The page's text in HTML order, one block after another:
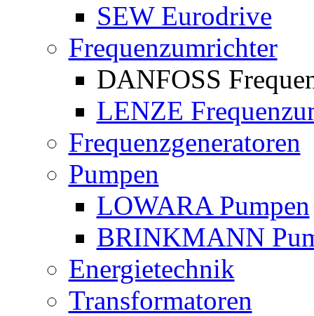
SEW Eurodrive
Frequenzumrichter
DANFOSS
LENZE
Frequenzgeneratoren
Pumpen
LOWARA Pumpen
BRINKMANN
Energietechnik
Transformatoren